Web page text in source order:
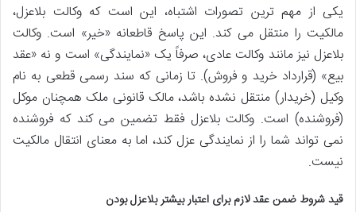
یکی از مهم ترین تصورات اشتباه، این است که وکالت بلاعزل،
مالکیت را منتقل می کند. این پاسخ قاطعانه «خیر» است. وکالت
بلاعزل نیز مانند وکالت عادی، صرفاً یک «نمایندگی» است و نه «عقد
بیع» (قرارداد خرید و فروش). تا زمانی که سند رسمی قطعی به نام
وکیل (خریدار) منتقل نشده باشد، مالک قانونی ملک همچنان موکل
(فروشنده) است. وکالت بلاعزل فقط تضمین می کند که فروشنده
نمی تواند شما را از نمایندگی عزل کند، اما به معنای انتقال مالکیت
نیست.
قید شروط ضمن عقد لازم برای اعتبار بیشتر بلاعزل بودن